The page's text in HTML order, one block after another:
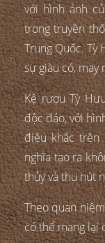
với hình ảnh
trong truyền
Trung Quốc. Tỳ
sự giàu có, may
Kệ rượu Tỳ
độc đáo, với
điêu khắc trên
nghĩa tạo ra
thủy và thu hút
Theo quan
có thể mang lại